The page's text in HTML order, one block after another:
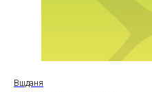
Вшданя